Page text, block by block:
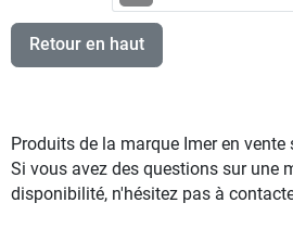
Retour en haut
Produits de la marque Imer en
Si vous avez des questions sur une
disponibilité, n'hésitez pas à